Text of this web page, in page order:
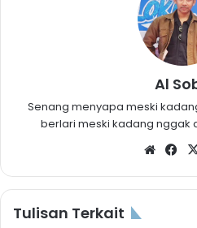
Al
Senang menyapa meski
berlari meski kadang nggak
Tulisan Terkait